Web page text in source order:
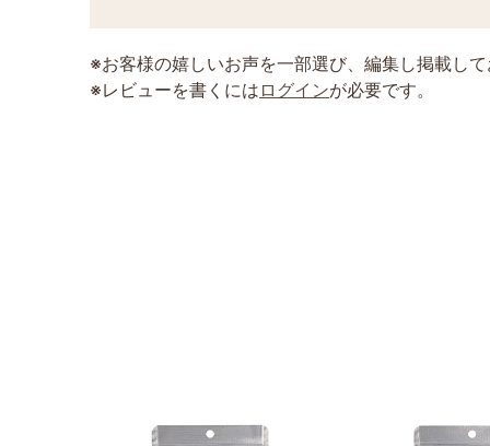
※お客様の嬉しいお声を一部選び、編集し掲載し
※レビューを書くにはログインが必要です。